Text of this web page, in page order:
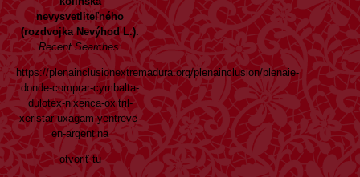
nevysvetliteľného
(rozdvojka Nevýhod L.).
Recent Searches:
https://plenainclusionextremadura.org/plenainclusion/plenaie-
donde-comprar-cymbalta-
dulotex-nixenca-oxitril-
xeristar-uxagam-yentreve-
en-argentina
otvoriť tu